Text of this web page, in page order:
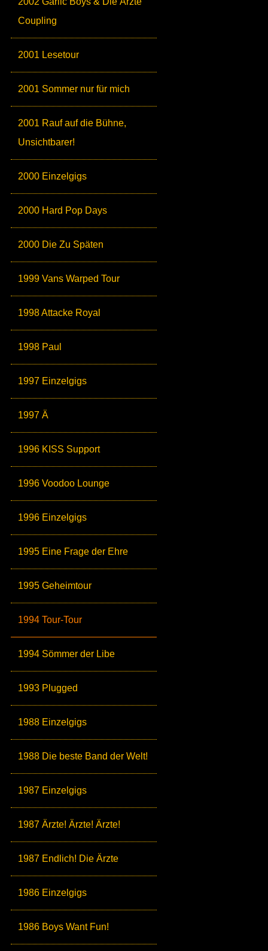
Coupling
2001 Lesetour
2001 Sommer nur für mich
2001 Rauf auf die Bühne,
Unsichtbarer!
2000 Einzelgigs
2000 Hard Pop Days
2000 Die Zu Späten
1999 Vans Warped Tour
1998 Attacke Royal
1998 Paul
1997 Einzelgigs
1997 Ä
1996 KISS Support
1996 Voodoo Lounge
1996 Einzelgigs
1995 Eine Frage der Ehre
1995 Geheimtour
1994 Tour-Tour
1994 Sömmer der Libe
1993 Plugged
1988 Einzelgigs
1988 Die beste Band der Welt!
1987 Einzelgigs
1987 Ärzte! Ärzte! Ärzte!
1987 Endlich! Die Ärzte
1986 Einzelgigs
1986 Boys Want Fun!